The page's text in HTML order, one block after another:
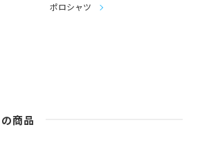
ポロシャツ
の商品